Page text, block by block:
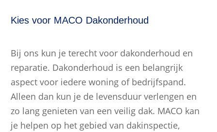
Kies voor MACO Dakonderhoud
Bij ons kun je terecht voor dakonderhoud en
reparatie. Dakonderhoud is een belangrijk
aspect voor iedere woning of bedrijfspand.
Alleen dan kun je de levensduur verlengen en
zo lang genieten van een veilig dak. MACO kan
je helpen op het gebied van dakinspectie,